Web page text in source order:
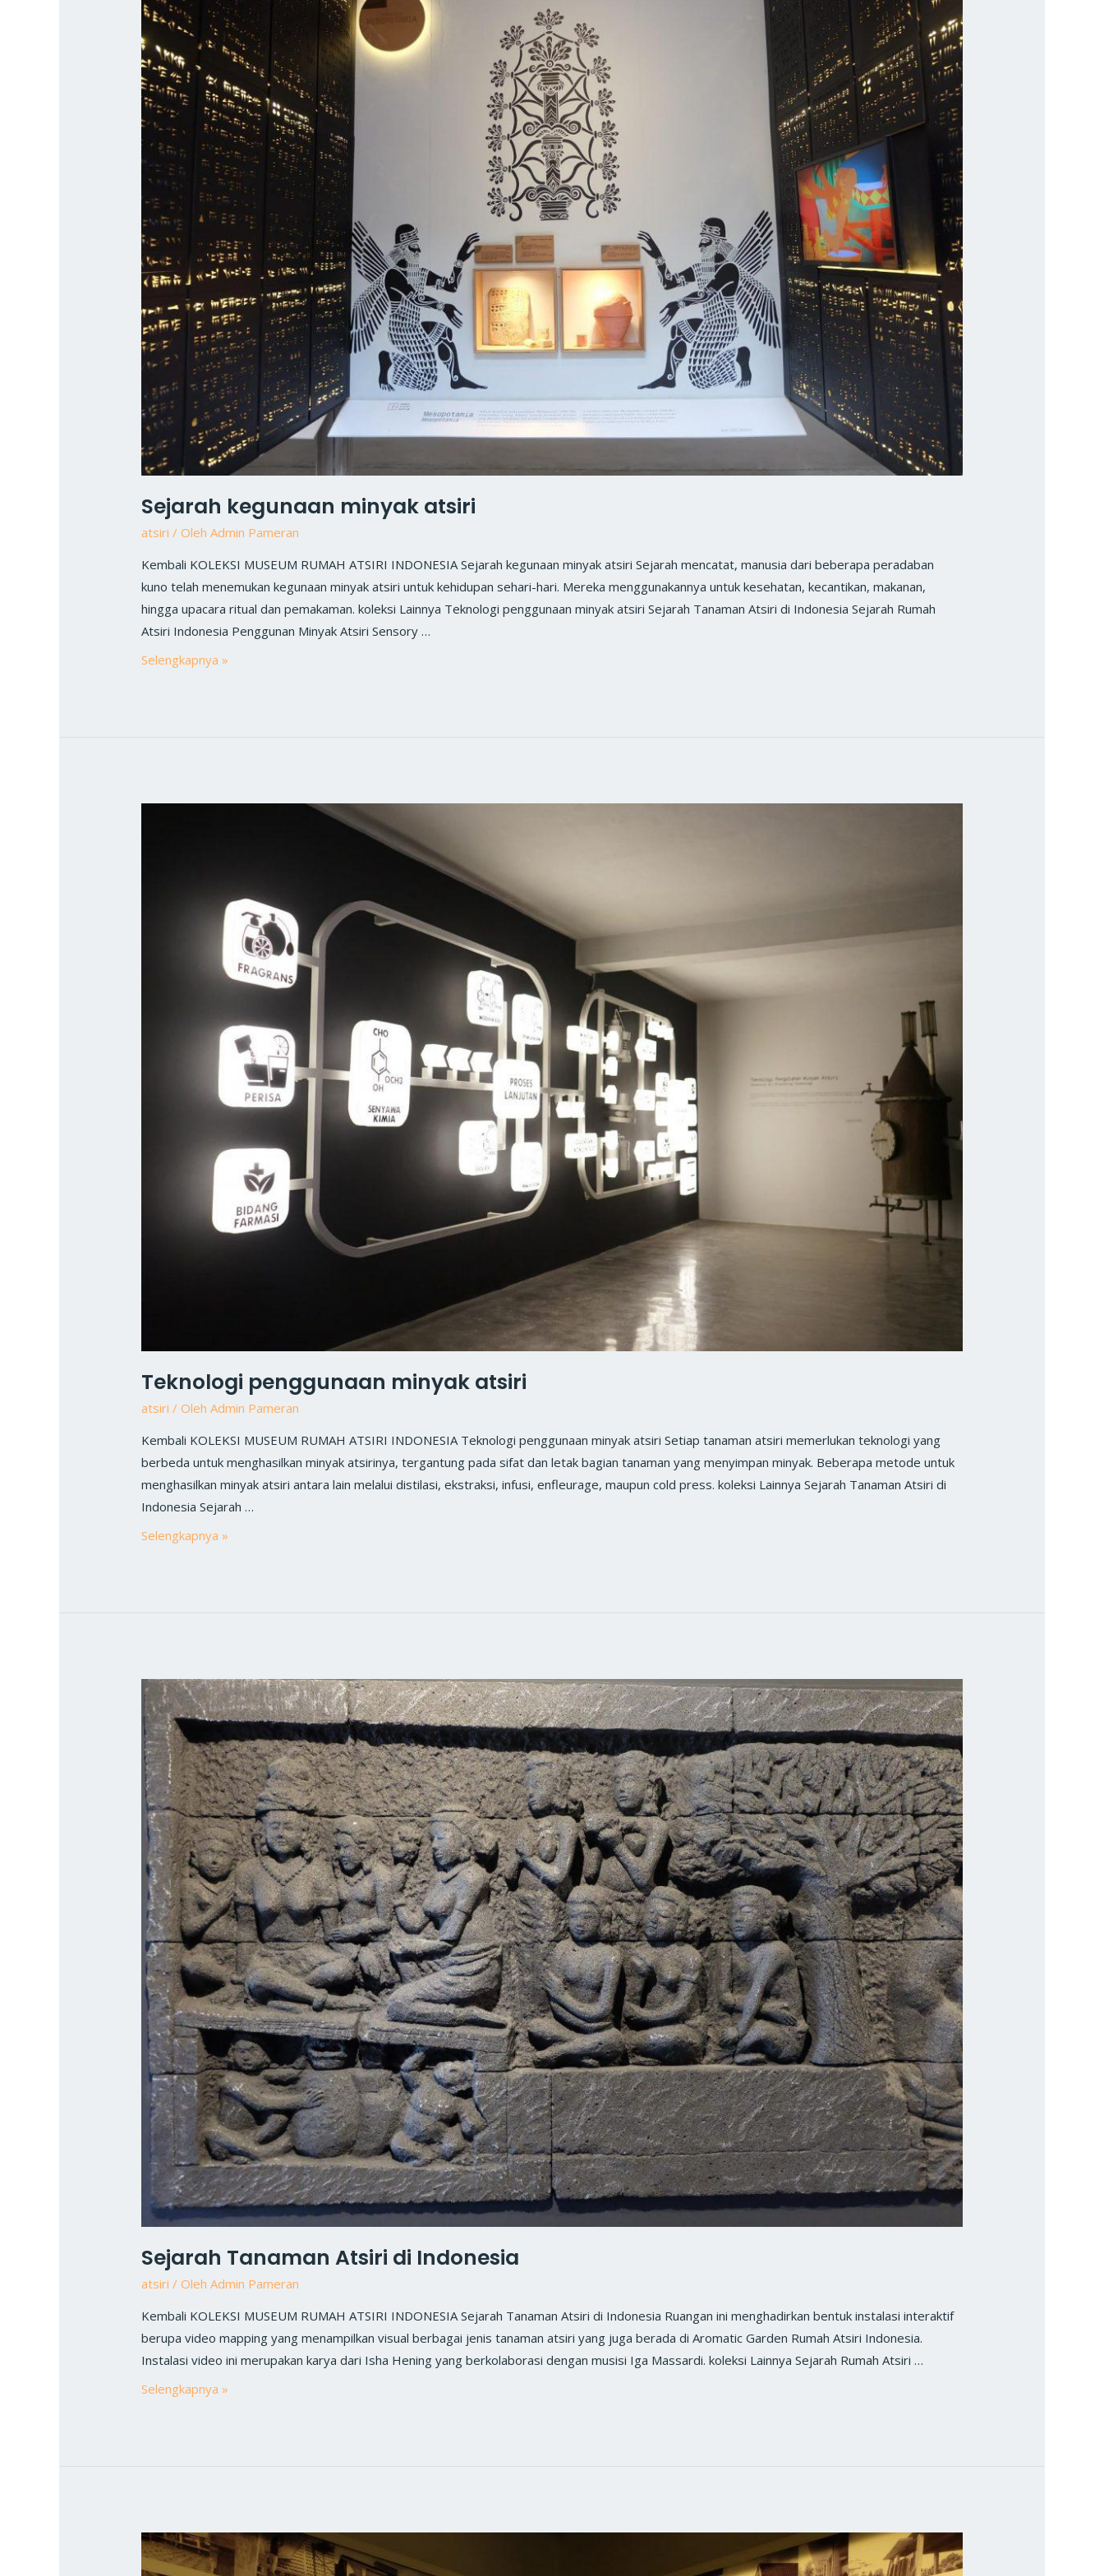
Sejarah kegunaan minyak atsiri
atsiri / OlehAdmin Pameran
Kembali KOLEKSI MUSEUM RUMAH ATSIRI INDONESIA Sejarah kegunaan minyak atsiri Sejarah mencatat, manusia dari beberapa peradaban
kuno telah menemukan kegunaan minyak atsiri untuk kehidupan sehari-hari. Mereka menggunakannya untuk kesehatan, kecantikan, makanan,
hingga upacara ritual dan pemakaman. koleksi Lainnya Teknologi penggunaan minyak atsiri Sejarah Tanaman Atsiri di Indonesia Sejarah Rumah
Atsiri Indonesia Penggunan Minyak Atsiri Sensory …
atsiri
Selengkapnya »
Teknologi penggunaan minyak atsiri
atsiri / OlehAdmin Pameran
Kembali KOLEKSI MUSEUM RUMAH ATSIRI INDONESIA Teknologi penggunaan minyak atsiri Setiap tanaman atsiri memerlukan teknologi yang
berbeda untuk menghasilkan minyak atsirinya, tergantung pada sifat dan letak bagian tanaman yang menyimpan minyak. Beberapa metode untuk
menghasilkan minyak atsiri antara lain melalui distilasi, ekstraksi, infusi, enfleurage, maupun cold press. koleksi Lainnya Sejarah Tanaman Atsiri di
Indonesia Sejarah …
Selengkapnya »
Sejarah Tanaman Atsiri di Indonesia
atsiri / OlehAdmin Pameran
Kembali KOLEKSI MUSEUM RUMAH ATSIRI INDONESIA Sejarah Tanaman Atsiri di Indonesia Ruangan ini menghadirkan bentuk instalasi interaktif
berupa video mapping yang menampilkan visual berbagai jenis tanaman atsiri yang juga berada di Aromatic Garden Rumah Atsiri Indonesia.
Instalasi video ini merupakan karya dari Isha Hening yang berkolaborasi dengan musisi Iga Massardi. koleksi Lainnya Sejarah Rumah Atsiri …
Sejarah
Tanaman
Atsiri
di
Indonesia
Selengkapnya »
Sejarah
Rumah